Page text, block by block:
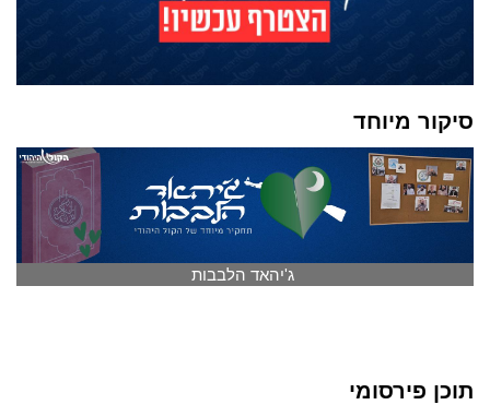
סיקור מיוחד
ג'יהאד הלבבות
תוכן פירסומי